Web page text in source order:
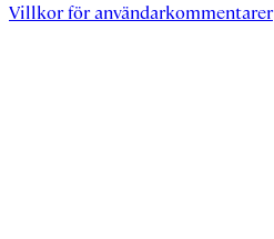
Villkor för användarkommentarer